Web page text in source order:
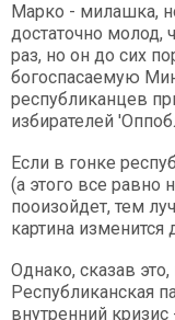
Марко - милашка,
достаточно
раз, но он до сих
богоспасаемую
республиканцев
избирателей
Если в гонке
(а этого все равно
пооизойдет, тем
картина изменится
Однако, сказав
Республиканская
внутренний